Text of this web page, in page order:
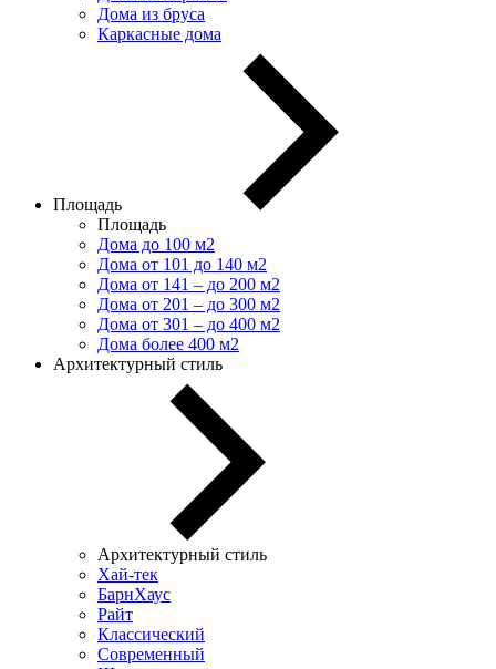
Дома из бруса
Каркасные дома
Площадь
Площадь
Дома до 100 м2
Дома от 101 до 140 м2
Дома от 141 – до 200 м2
Дома от 201 – до 300 м2
Дома от 301 – до 400 м2
Дома более 400 м2
Архитектурный стиль
Архитектурный стиль
Хай-тек
БарнХаус
Райт
Классический
Современный